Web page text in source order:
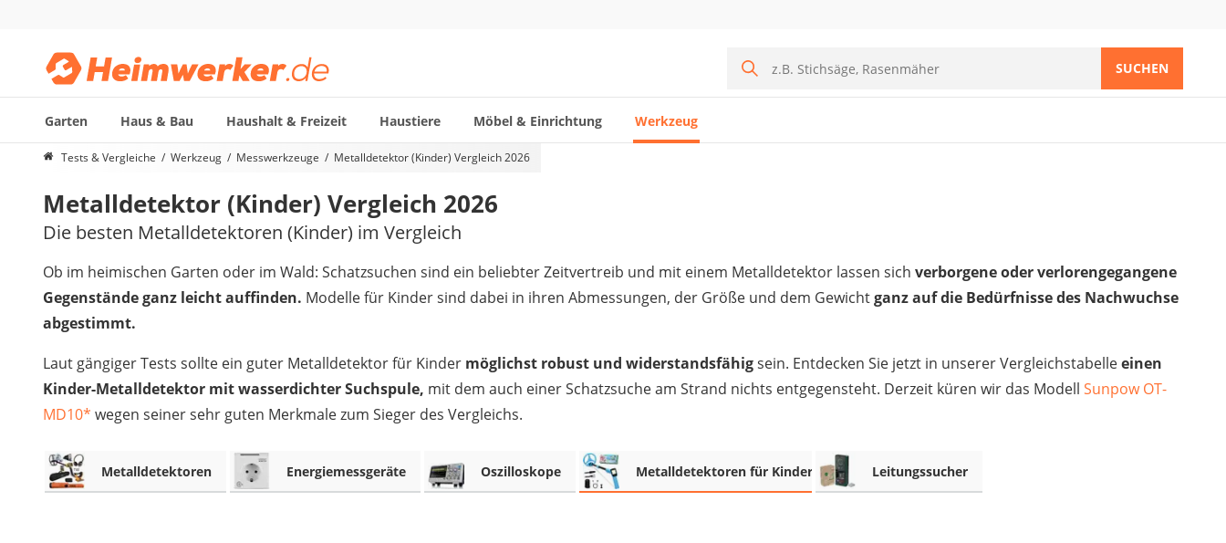
SUCHEN
Garten Haus & Bau Haushalt & Freizeit Haustiere Möbel & Einrichtung Werkzeug
Die beliebtesten Vergleiche nach Kategorie
Feuchtigkeitsmessgerät
Alkoholtester
Endoskop-Kamera
Nadelentroster
Winkelschleifer-230-mm
Stechbeitel
Metalldetektor (Kinder)
Geigerzähler
Bitset
Metallbandsäge
Akku-Schlagbohrschrauber
Aluleiter
Schallpegelmessgerät
pH-Messgerät
Tests & Vergleiche Werkzeug Messwerkzeuge Metalldetektor (Kinder) Vergleich 2026
Metalldetektor (Kinder) Vergleich 2026
Die besten Metalldetektoren (Kinder) im Vergleich
Ob im heimischen Garten oder im Wald: Schatzsuchen sind ein beliebter Zeitvertreib und mit einem Metalldetektor lassen sich verborgene oder verlorengegangene
Gegenstände ganz leicht auffinden. Modelle für Kinder sind dabei in ihren Abmessungen, der Größe und dem Gewichtganz auf die Bedürfnisse des Nachwuchse
abgestimmt.
Laut gängiger Tests sollte ein guter Metalldetektor für Kinder möglichst robust und widerstandsfähigsein. Entdecken Sie jetzt in unserer Vergleichstabelleeinen
Kinder-Metalldetektor mit wasserdichter Suchspule, mit dem auch einer Schatzsuche am Strand nichts entgegensteht. Derzeit küren wir das Modell Sunpow ‎OT-
MD10* wegen seiner sehr guten Merkmale zum Sieger des Vergleichs.
Metalldetektoren Energiemessgeräte Oszilloskope Metalldetektoren für Kinder Leitungssucher